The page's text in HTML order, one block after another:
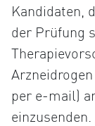
Kandidaten,
der Prüfung
per e-mail)
einzusenden.